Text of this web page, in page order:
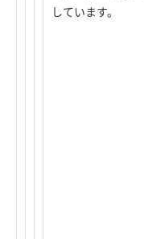
しています。